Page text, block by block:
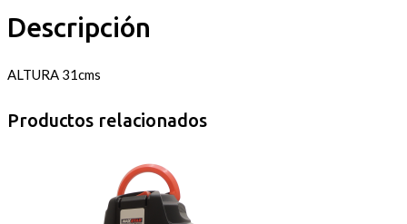
Descripción
ALTURA 31cms
Productos relacionados